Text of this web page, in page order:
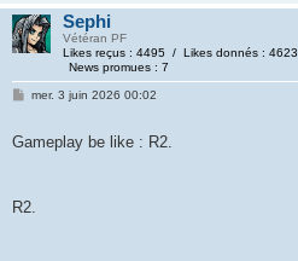
Sephi
Vétéran PF
Likes reçus : 4495 / Likes donnés : 4623
News promues : 7
mer. 3 juin 2026 00:02
Gameplay be like : R2.
R2.